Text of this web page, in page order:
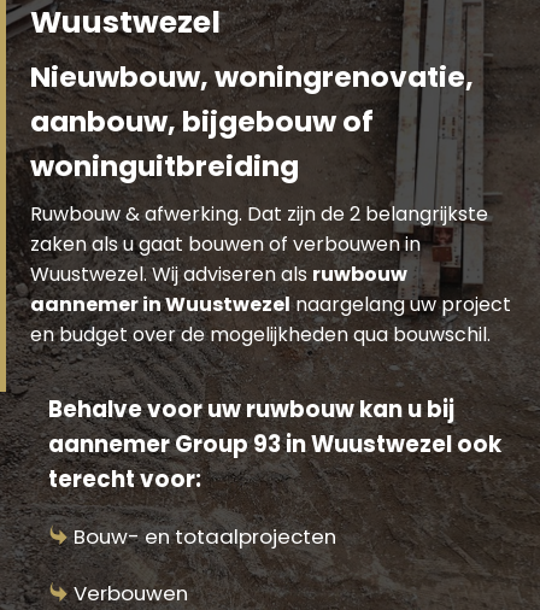
Wuustwezel
Nieuwbouw, woningrenovatie,
aanbouw, bijgebouw of
woninguitbreiding
Ruwbouw & afwerking. Dat zijn de 2 belangrijkste
zaken als u gaat bouwen of verbouwen in
Wuustwezel. Wij adviseren als ruwbouw
aannemer in Wuustwezelnaargelang uw project
en budget over de mogelijkheden qua bouwschil.
Behalve voor uw ruwbouw kan u bij
aannemer Group 93 in Wuustwezel ook
terecht voor:
Bouw- en totaalprojecten
Verbouwen